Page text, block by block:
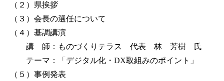
（２）県挨拶
（３）会長の選任について
（４）基調講演
講 師：ものづくりテラス 代表 林 芳樹 氏
テーマ：「デジタル化・DX取組みのポイント」
（５）事例発表